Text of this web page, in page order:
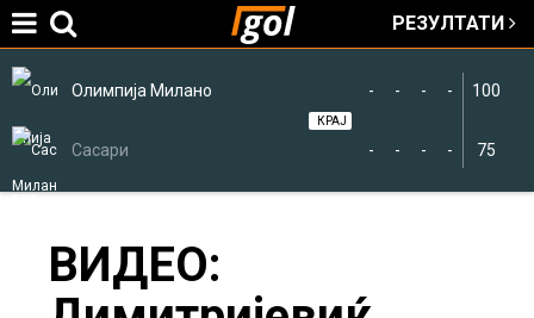
РЕЗУЛТАТИ
Олимпија Милано
Сасари
100
75
-
-
-
-
-
-
-
-
КРАЈ
ВИДЕО: